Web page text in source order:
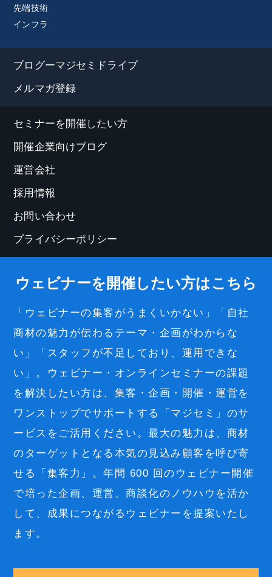
先端技術
インフラ
ブログーマジセミドライブ
メルマガ登録
セミナーを開催したい方
開催企業向けブログ
運営会社
採用情報
お問い合わせ
プライバシーポリシー
ウェビナーを開催したい方はこちら
「ウェビナーの集客がうまくいかない」「自社
商材の魅力が伝わるテーマ・企画がわからな
い」「スタッフが不足しており、運用できな
い」。ウェビナー・オンラインセミナーの課題
を解決したい方は、集客・企画・開催・運営を
ワンストップでサポートする「マジセミ」のサ
ービスをご活用ください。最大の魅力は、商材
のターゲットとなる本気の見込み顧客を呼び寄
せる「集客力」。年間 600 回のウェビナー開催
で培った企画、運営、商談化のノウハウを活か
して、成果につながるウェビナーを提案いたし
ます。